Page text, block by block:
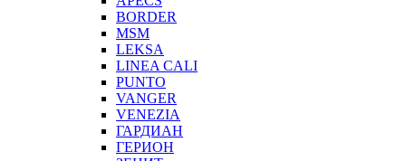
BORDER
MSM
LEKSA
LINEA CALI
PUNTO
VANGER
VENEZIA
ГАРДИАН
ГЕРИОН